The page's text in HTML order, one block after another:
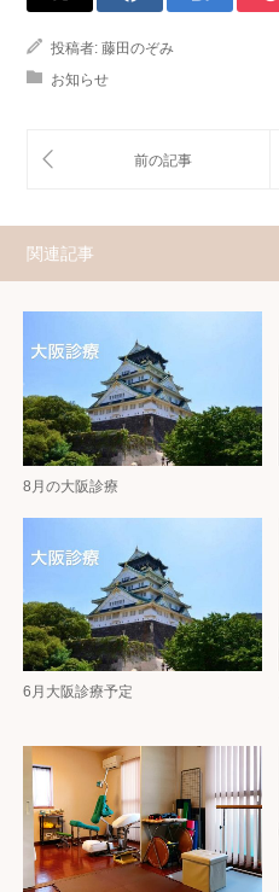
投稿者: 藤田のぞみ
お知らせ
関連記事
8月の大阪診療
6月大阪診療予定